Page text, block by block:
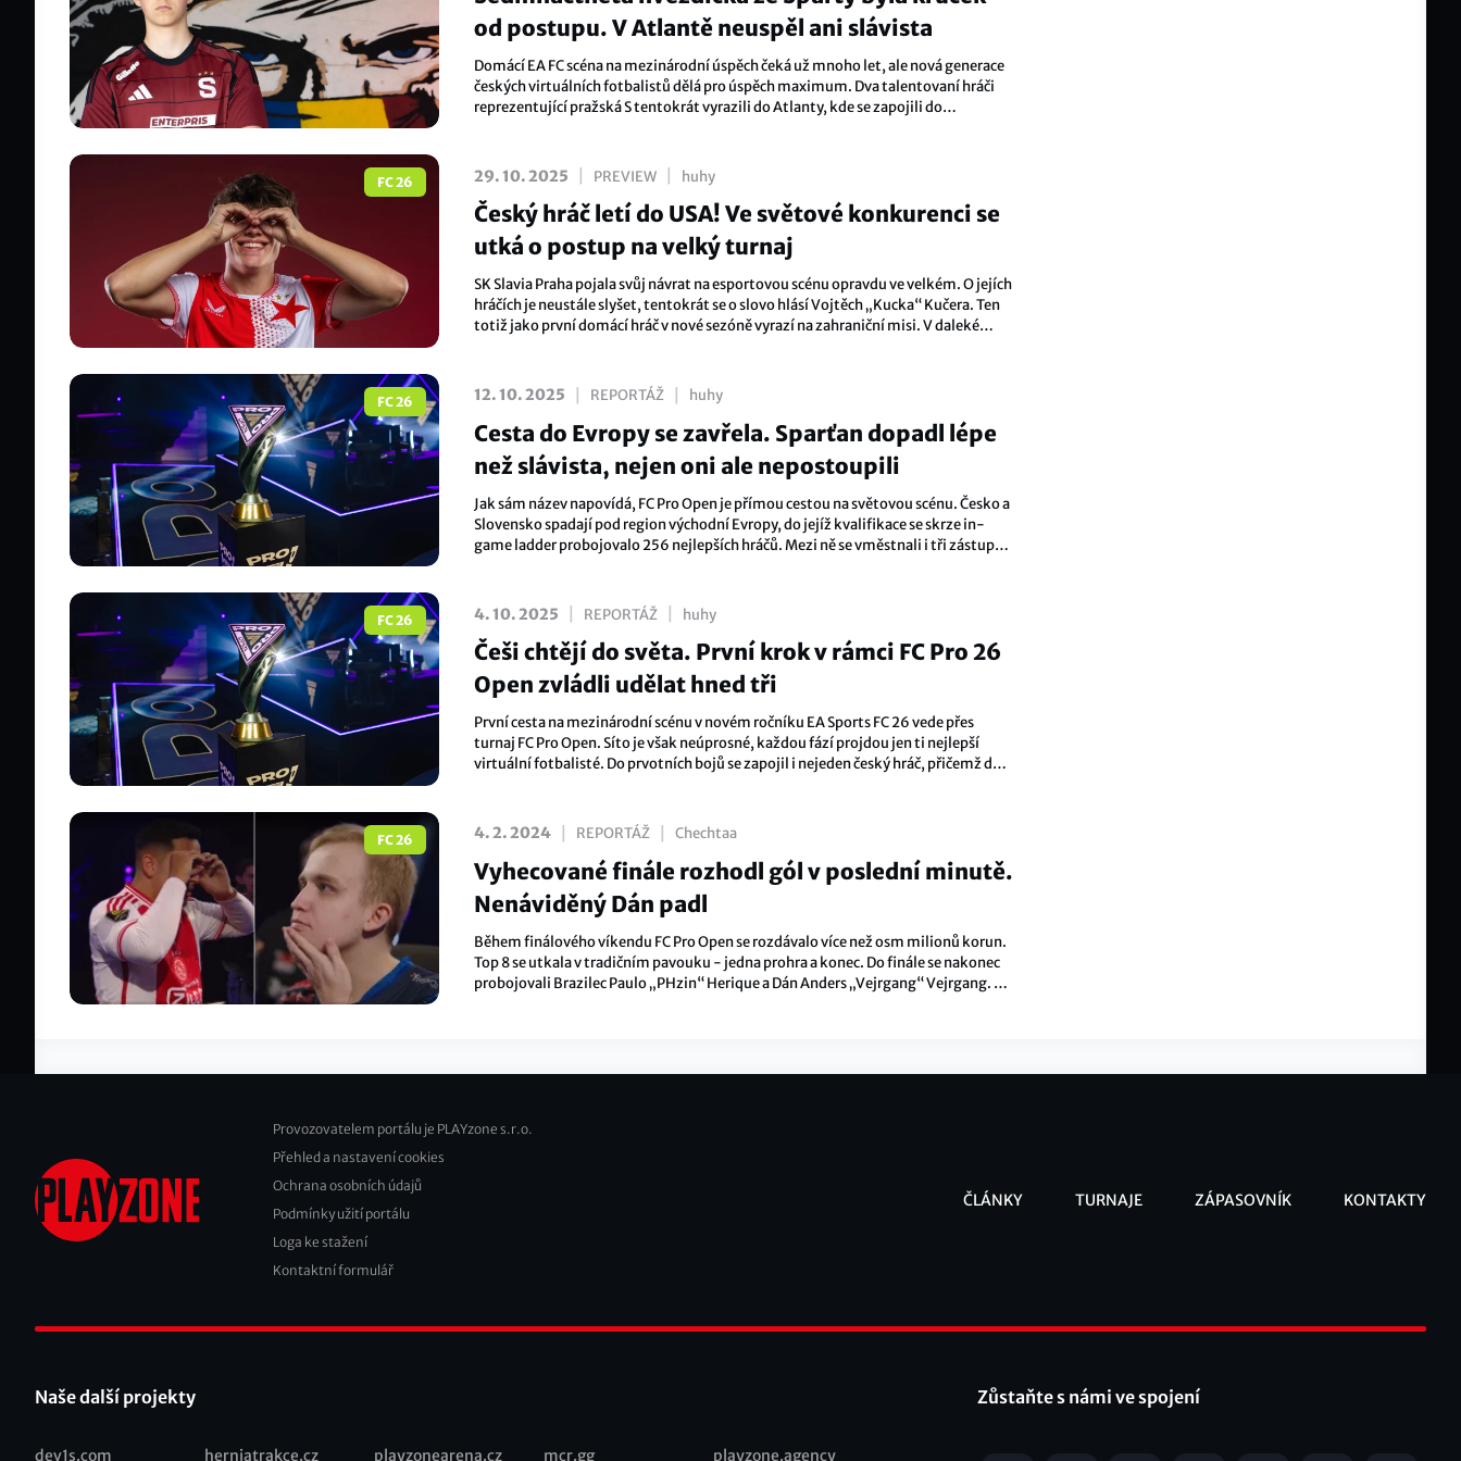
od postupu. V Atlantě neuspěl ani slávista
Domácí EA FC scéna na mezinárodní úspěch čeká už mnoho let, ale nová generace
českých virtuálních fotbalistů dělá pro úspěch maximum. Dva talentovaní hráči
reprezentující pražská S tentokrát vyrazili do Atlanty, kde se zapojili do
FC 26 29. 10. 2025 PREVIEW huhy
Český hráč letí do USA! Ve světové konkurenci se
utká o postup na velký turnaj
SK Slavia Praha pojala svůj návrat na esportovou scénu opravdu ve velkém. O jejích
hráčích je neustále slyšet, tentokrát se o slovo hlásí Vojtěch „Kucka“ Kučera. Ten
totiž jako první domácí hráč v nové sezóně vyrazí na zahraniční misi. V daleké
FC 26 12. 10. 2025 REPORTÁŽ huhy
Cesta do Evropy se zavřela. Sparťan dopadl lépe
než slávista, nejen oni ale nepostoupili
Jak sám název napovídá, FC Pro Open je přímou cestou na světovou scénu. Česko a
Slovensko spadají pod region východní Evropy, do jejíž kvalifikace se skrze in-
game ladder probojovalo 256 nejlepších hráčů. Mezi ně se vměstnali i tři zástupci
FC 26 4. 10. 2025 REPORTÁŽ huhy
Češi chtějí do světa. První krok v rámci FC Pro 26
Open zvládli udělat hned tři
První cesta na mezinárodní scénu v novém ročníku EA Sports FC 26 vede přes
turnaj FC Pro Open. Síto je však neúprosné, každou fází projdou jen ti nejlepší
virtuální fotbalisté. Do prvotních bojů se zapojil i nejeden český hráč, přičemž do
FC 26 4. 2. 2024 REPORTÁŽ Chechtaa
Vyhecované finále rozhodl gól v poslední minutě.
Nenáviděný Dán padl
Během finálového víkendu FC Pro Open se rozdávalo více než osm milionů korun.
Top 8 se utkala v tradičním pavouku - jedna prohra a konec. Do finále se nakonec
probojovali Brazilec Paulo „PHzin“ Herique a Dán Anders „Vejrgang“ Vejrgang. V
Footer
2
Provozovatelem portálu je PLAYzone s.r.o.
Přehled a nastavení cookies
Ochrana osobních údajů
Podmínky užití portálu
Loga ke stažení
Kontaktní formulář
ČLÁNKY TURNAJE ZÁPASOVNÍK KONTAKTY
Naše další projekty
dev1s.com herniatrakce.cz playzonearena.cz mcr.gg playzone.agency
Zůstaňte s námi ve spojení